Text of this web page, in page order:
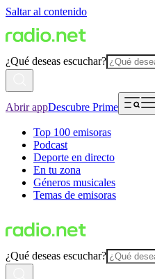
Saltar al contenido
¿Qué deseas escuchar?
Abrir appDescubre Prime
Top 100 emisoras
Podcast
Deporte en directo
En tu zona
Géneros musicales
Temas de emisoras
¿Qué deseas escuchar?